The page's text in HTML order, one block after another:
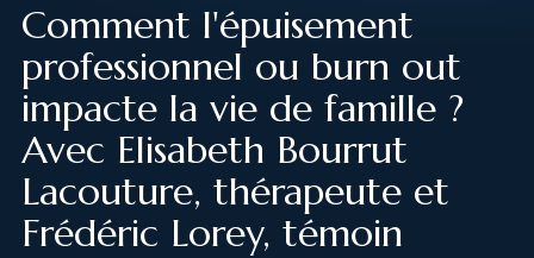
Comment l'épuisement
professionnel ou burn out
impacte la vie de famille ?
Avec Elisabeth Bourrut
Lacouture, thérapeute et
Frédéric Lorey, témoin